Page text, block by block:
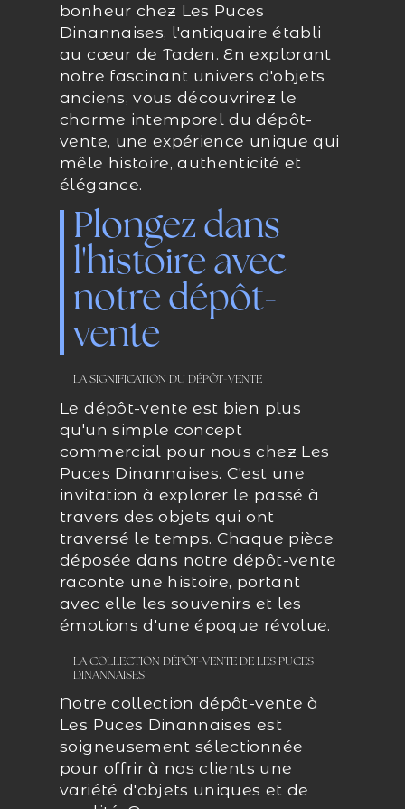
bonheur chez Les Puces
Dinannaises, l'antiquaire établi
au cœur de Taden. En explorant
notre fascinant univers d'objets
anciens, vous découvrirez le
charme intemporel du dépôt-
vente, une expérience unique qui
mêle histoire, authenticité et
élégance.
Plongez dans
l'histoire avec
notre dépôt-
vente
LA SIGNIFICATION DU DÉPÔT-VENTE
Le dépôt-vente est bien plus
qu'un simple concept
commercial pour nous chez Les
Puces Dinannaises. C'est une
invitation à explorer le passé à
travers des objets qui ont
traversé le temps. Chaque pièce
déposée dans notre dépôt-vente
raconte une histoire, portant
avec elle les souvenirs et les
émotions d'une époque révolue.
LA COLLECTION DÉPÔT-VENTE DE LES PUCES
DINANNAISES
Notre collection dépôt-vente à
Les Puces Dinannaises est
soigneusement sélectionnée
pour offrir à nos clients une
variété d'objets uniques et de